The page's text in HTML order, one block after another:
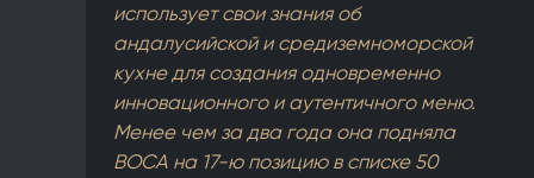
использует свои знания об
андалусийской и средиземноморской
кухне для создания одновременно
инновационного и аутентичного меню.
Менее чем за два года она подняла
BOCA на 17-ю позицию в списке 50